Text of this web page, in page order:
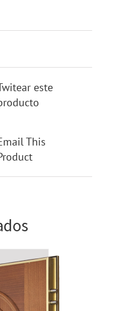
este
This